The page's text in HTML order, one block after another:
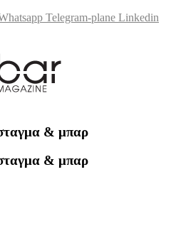
Telegram-plane Linkedin
& μπαρ
& μπαρ